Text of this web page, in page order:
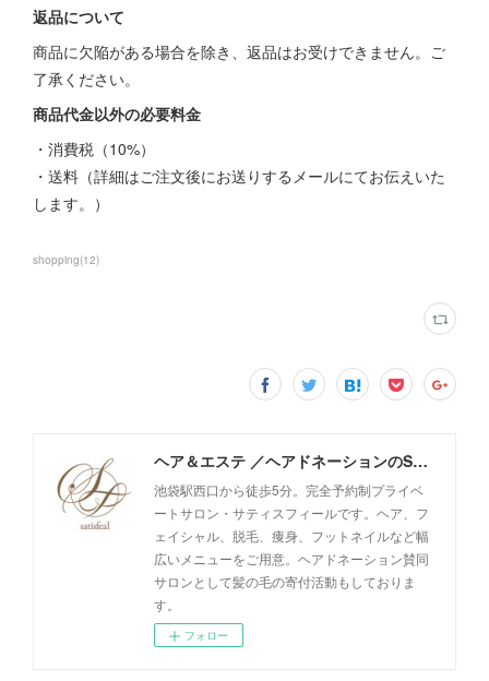
返品について
商品に欠陥がある場合を除き、返品はお受けできません。ご
了承ください。
商品代金以外の必要料金
・消費税（10%）
・送料（詳細はご注文後にお送りするメールにてお伝えいた
します。）
shopping(12)
ヘア＆エステ ／ヘアドネーションのSatisfeal
池袋駅西口から徒歩5分。完全予約制プライベ
ートサロン・サティスフィールです。ヘア、フ
ェイシャル、脱毛、痩身、フットネイルなど幅
広いメニューをご用意。ヘアドネーション賛同
サロンとして髪の毛の寄付活動もしておりま
す。
フォロー